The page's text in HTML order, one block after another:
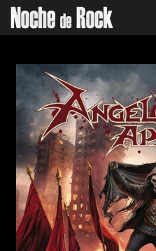
Categorías
Agenda
Foro
Contacto
Acerca de